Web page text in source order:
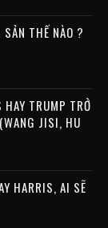
THẾ NÀO ?
HAY TRUMP TRỞ
JISI, HU
HARRIS, AI SẼ